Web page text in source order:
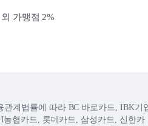
가맹점 2%
관계법률에 따라 BC 바로카드, IBK기
농협카드, 롯데카드, 삼성카드, 신한카